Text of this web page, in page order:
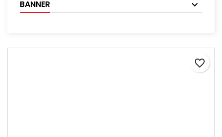
BANNER
favorite_border